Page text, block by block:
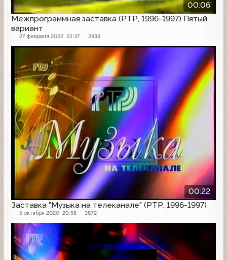
00:06
Межпрограммная заставка (РТР, 1996-1997) Пятый
вариант
27 февраля 2022, 22:37 2833
00:22
Заставка "Музыка на телеканале" (РТР, 1996-1997)
5 октября 2020, 20:58 3872
Заставка